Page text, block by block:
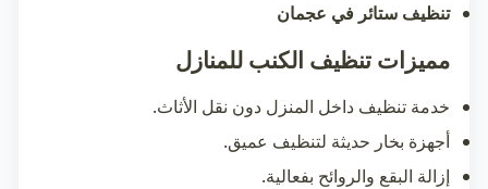
تنظيف ستائر في عجمان
مميزات تنظيف الكنب للمنازل
خدمة تنظيف داخل المنزل دون نقل الأثاث.
أجهزة بخار حديثة لتنظيف عميق.
إزالة البقع والروائح بفعالية.